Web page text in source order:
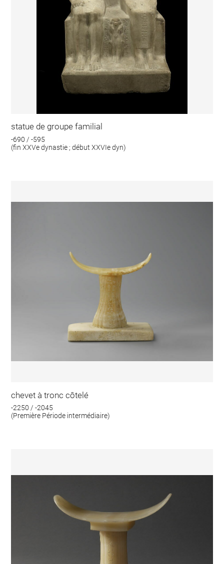
statue de groupe familial
-690 / -595
(fin XXVe dynastie ; début XXVIe dyn)
chevet à tronc côtelé
-2250 / -2045
(Première Période intermédiaire)